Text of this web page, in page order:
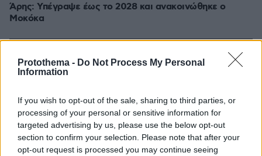
Protothema - Do Not Process My Personal
Information
If you wish to opt-out of the sale, sharing to third parties, or
processing of your personal or sensitive information for
targeted advertising by us, please use the below opt-out
section to confirm your selection. Please note that after your
opt-out request is processed you may continue seeing
Άρης: Υπέγραψε έως το 2028 και ανακοινώθηκε ο
Μοκόκα
ΤΑ ΠΙΟ ΔΗΜΟΦΙΛΗ